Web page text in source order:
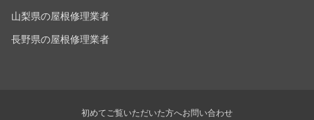
山梨県の屋根修理業者
長野県の屋根修理業者
初めてご覧いただいた方へお問い合わせ